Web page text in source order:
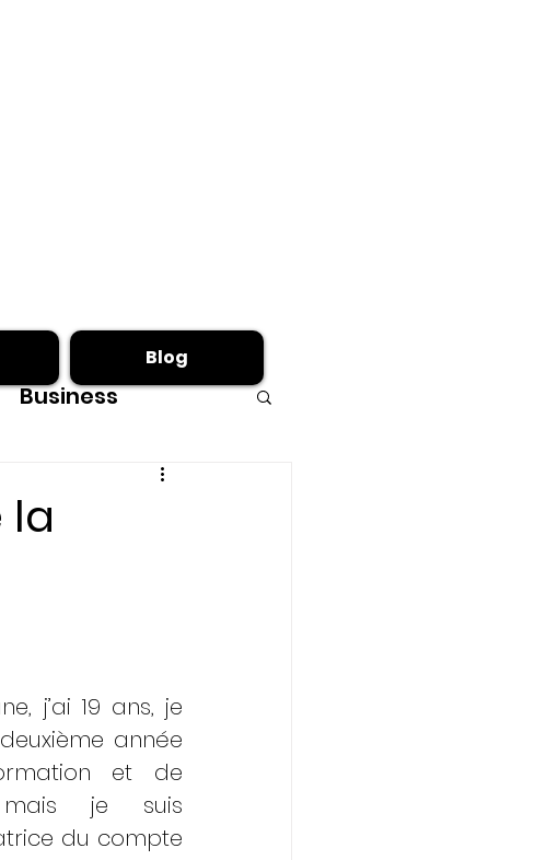
Business
la
j’ai 19 ans, je
année
et de
mais je suis
du compte
Blog